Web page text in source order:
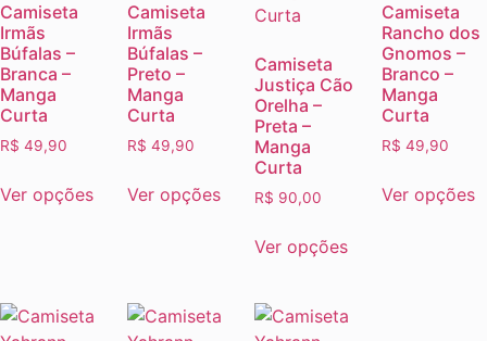
Camiseta
Irmãs
Búfalas –
Branca –
Manga
Curta
R$ 49,90
Ver opções
Camiseta
Irmãs
Búfalas –
Preto –
Manga
Curta
R$ 49,90
Ver opções
Camiseta
Justiça Cão
Orelha –
Preta –
Manga
Curta
R$ 90,00
Ver opções
Camiseta
Rancho dos
Gnomos –
Branco –
Manga
Curta
R$ 49,90
Ver opções